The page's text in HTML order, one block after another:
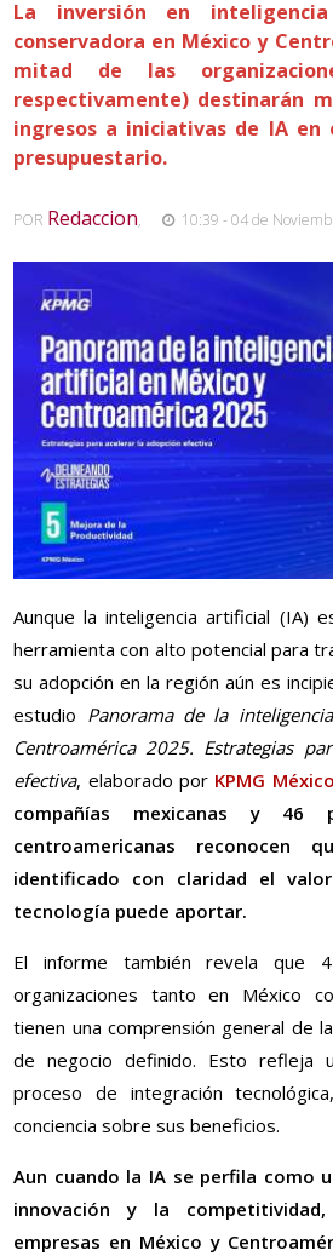
La inversión en
conservadora en México y
mitad de las
respectivamente) destinarán
ingresos a iniciativas de IA en
presupuestario.
POR Redaccion, 10:39 - 04 de
Aunque la inteligencia artificial (IA)
herramienta con alto potencial para
su adopción en la región aún es
estudio Panorama de la
Centroamérica 2025. Estrategias
efectiva, elaborado por KPMG México
compañías mexicanas y
centroamericanas reconocen
identificado con claridad el
tecnología puede aportar.
El informe también revela que
organizaciones tanto en México
tienen una comprensión general de
de negocio definido. Esto refleja
proceso de integración
conciencia sobre sus beneficios.
Aun cuando la IA se perfila como
innovación y la
empresas en México y